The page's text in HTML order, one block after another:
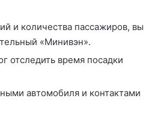
и количества пассажиров, вы
«Минивэн».
отследить время посадки
автомобиля и контактами